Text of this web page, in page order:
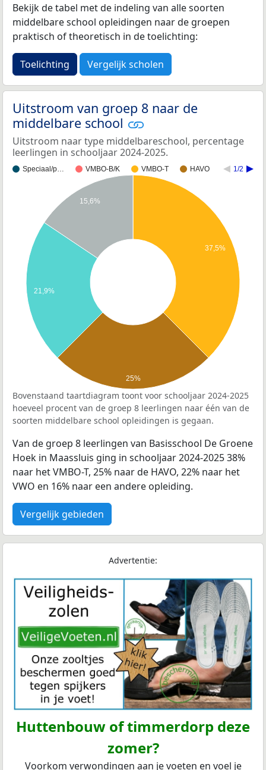
Bekijk de tabel met de indeling van alle soorten
middelbare school opleidingen naar de groepen
praktisch of theoretisch in de toelichting:
Toelichting Vergelijk scholen
Uitstroom van groep 8 naar de
middelbare school
Uitstroom naar type middelbareschool, percentage
leerlingen in schooljaar 2024-2025.
Speciaal/p… VMBO-B/K VMBO-T HAVO 1/2
37,5%
15,6%
21,9%
25%
Bovenstaand taartdiagram toont voor schooljaar 2024-2025
hoeveel procent van de groep 8 leerlingen naar één van de
soorten middelbare school opleidingen is gegaan.
Van de groep 8 leerlingen van Basisschool De Groene
Hoek in Maassluis ging in schooljaar 2024-2025 38%
naar het VMBO-T, 25% naar de HAVO, 22% naar het
VWO en 16% naar een andere opleiding.
Vergelijk gebieden
Advertentie:
Huttenbouw of timmerdorp deze
zomer?
Voorkom verwondingen aan je voeten en voel je